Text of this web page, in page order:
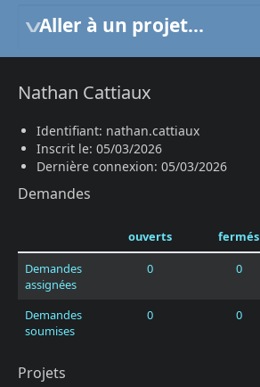
Aller à un projet...
Nathan Cattiaux
Identifiant: nathan.cattiaux
Inscrit le: 05/03/2026
Dernière connexion: 05/03/2026
Demandes
ouverts fermés
Demandes
assignées
0 0
Demandes
soumises
0 0
Projets